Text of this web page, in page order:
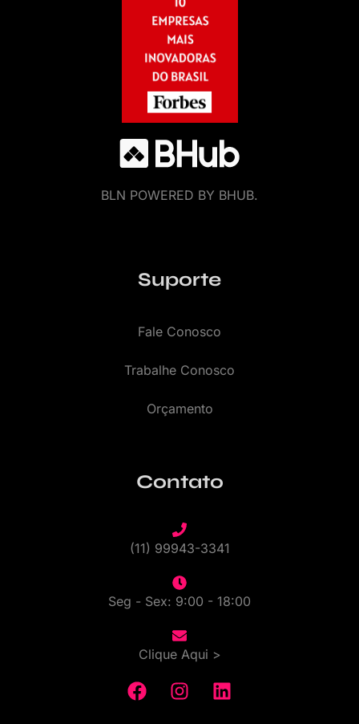
BLN POWERED BY BHUB.
Suporte
Fale Conosco
Trabalhe Conosco
Orçamento
Contato
(11) 99943-3341
Seg - Sex: 9:00 - 18:00
Clique Aqui >